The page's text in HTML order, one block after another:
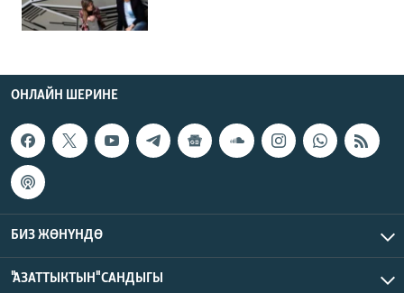
ОНЛАЙН ШЕРИНЕ
БИЗ ЖӨНҮНДӨ
"АЗАТТЫКТЫН" САНДЫГЫ